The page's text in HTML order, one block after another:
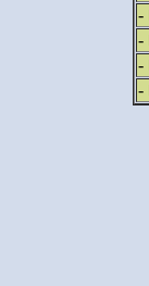
-
-
-
-